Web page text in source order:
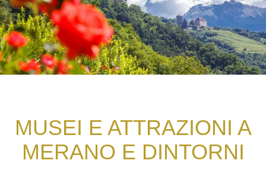
MUSEI E ATTRAZIONI A
MERANO E DINTORNI